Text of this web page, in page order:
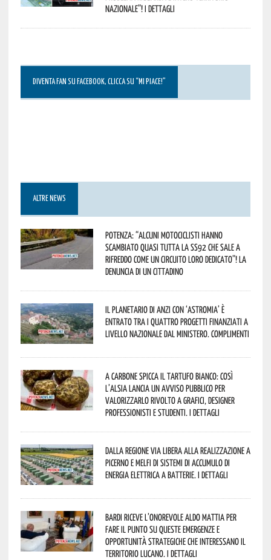
Nazionale”! I dettagli
DIVENTA FAN SU FACEBOOK, CLICCA SU “MI PIACE!”
ALTRE NEWS
Potenza: “alcuni motociclisti hanno
scambiato quasi tutta la SS92 che sale a
Rifreddo come un circuito loro dedicato”! La
denuncia di un cittadino
Il Planetario di Anzi con ‘Astromia’ è
entrato tra i quattro progetti finanziati a
livello nazionale dal Ministero. Complimenti
A Carbone spicca il tartufo bianco: così
l’Alsia lancia un avviso pubblico per
valorizzarlo rivolto a grafici, designer
professionisti e studenti. I dettagli
Dalla Regione via libera alla realizzazione a
Picerno e Melfi di sistemi di accumulo di
energia elettrica a batterie. I dettagli
Bardi riceve l’onorevole Aldo Mattia per
fare il punto su queste emergenze e
opportunità strategiche che interessano il
territorio lucano. I dettagli